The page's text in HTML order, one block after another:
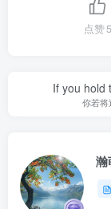
点赞5
If you hold
你若将
瀚